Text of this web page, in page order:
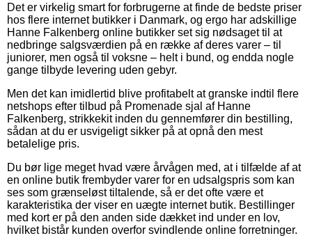
Det er virkelig smart for forbrugerne at finde de bedste priser
hos flere internet butikker i Danmark, og ergo har adskillige
Hanne Falkenberg online butikker set sig nødsaget til at
nedbringe salgsværdien på en række af deres varer – til
juniorer, men også til voksne – helt i bund, og endda nogle
gange tilbyde levering uden gebyr.
Men det kan imidlertid blive profitabelt at granske indtil flere
netshops efter tilbud på Promenade sjal af Hanne
Falkenberg, strikkekit inden du gennemfører din bestilling,
sådan at du er usvigeligt sikker på at opnå den mest
betalelige pris.
Du bør lige meget hvad være årvågen med, at i tilfælde af at
en online butik frembyder varer for en udsalgspris som kan
ses som grænseløst tiltalende, så er det ofte være et
karakteristika der viser en uægte internet butik. Bestillinger
med kort er på den anden side dækket ind under en lov,
hvilket bistår kunden overfor svindlende online forretninger.